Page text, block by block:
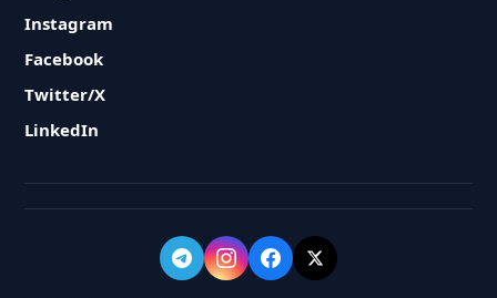
Instagram
Facebook
Twitter/X
LinkedIn